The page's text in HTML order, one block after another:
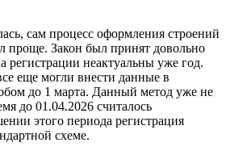
сам процесс оформления строений
проще. Закон был принят довольно
регистрации неактуальны уже год.
еще могли внести данные в
до 1 марта. Данный метод уже не
до 01.04.2026 считалось
этого периода регистрация
схеме.